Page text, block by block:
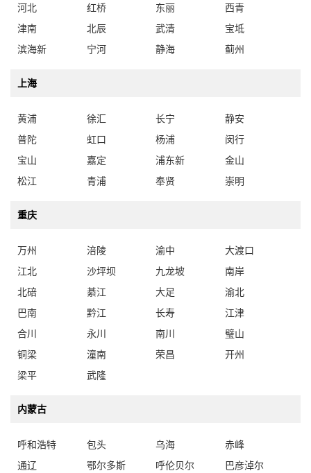
河北
红桥 东丽
西青
津南
北辰 武清
宝坻
滨海新
宁河 静海 蓟州
上海
黄浦 徐汇 长宁
静安
普陀
虹口 杨浦
闵行
宝山
嘉定 浦东新
金山
松江
青浦 奉贤 崇明
重庆
万州 涪陵 渝中
大渡口
江北
沙坪坝 九龙坡
南岸
北碚
綦江 大足
渝北
巴南
黔江 长寿
江津
合川
永川 南川
璧山
铜梁
潼南 荣昌
开州
梁平
武隆
内蒙古
呼和浩特 包头 乌海
赤峰
通辽
鄂尔多斯 呼伦贝尔
巴彦淖尔